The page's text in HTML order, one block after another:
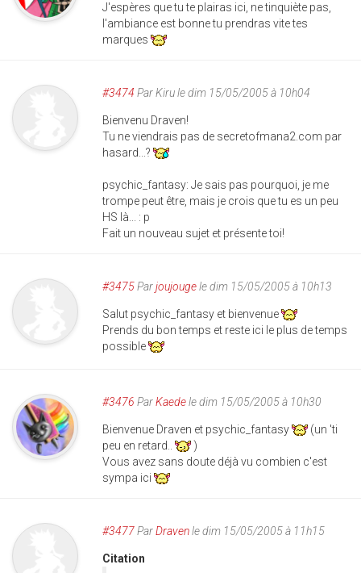
J'espères que tu te plairas ici, ne tinquiète pas,
l'ambiance est bonne tu prendras vite tes
marques
#3474 ParKirule dim 15/05/2005 à 10h04
Bienvenu Draven!
Tu ne viendrais pas de secretofmana2.com par
hasard...?
psychic_fantasy: Je sais pas pourquoi, je me
trompe peut être, mais je crois que tu es un peu
HS là... : p
Fait un nouveau sujet et présente toi!
#3475Parjoujougele dim 15/05/2005 à 10h13
Salut psychic_fantasy et bienvenue
Prends du bon temps et reste ici le plus de temps
possible
#3476 ParKaedele dim 15/05/2005 à 10h30
Bienvenue Draven et psychic_fantasy
(un 'ti
peu en retard..
)
Vous avez sans doute déjà vu combien c'est
sympa ici
#3477ParDravenle dim 15/05/2005 à 11h15
Citation